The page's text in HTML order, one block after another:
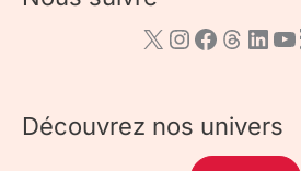
Découvrez nos univers